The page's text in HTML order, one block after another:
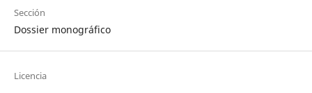
Sección
Dossier monográfico
Licencia